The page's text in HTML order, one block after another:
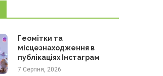
Геомітки та
місцезнаходження в
публікаціях Інстаграм
7 Серпня, 2026